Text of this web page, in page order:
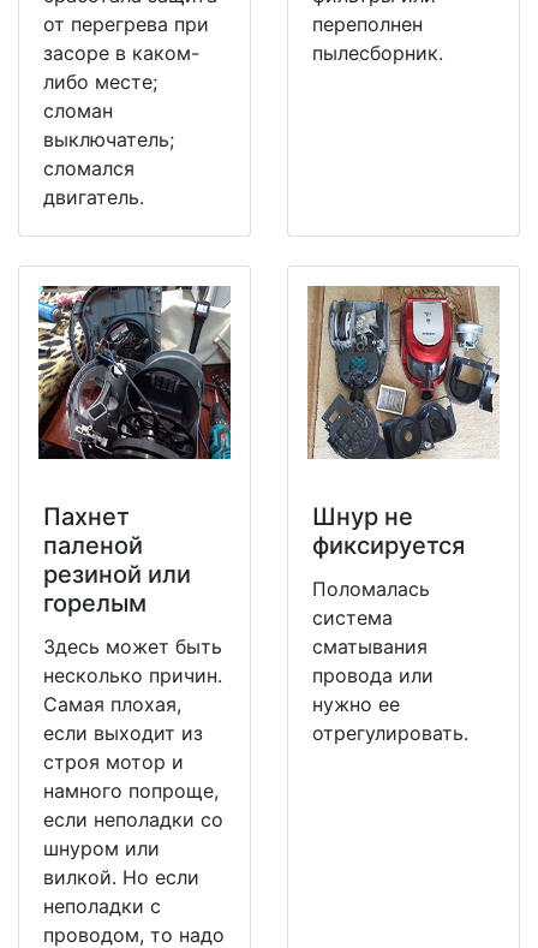
от перегрева при
засоре в каком-
либо месте;
сломан
выключатель;
сломался
двигатель.
переполнен
пылесборник.
Пахнет
паленой
резиной или
горелым
Здесь может быть
несколько причин.
Самая плохая,
если выходит из
строя мотор и
намного попроще,
если неполадки со
шнуром или
вилкой. Но если
неполадки с
проводом, то надо
Шнур не
фиксируется
Поломалась
система
сматывания
провода или
нужно ее
отрегулировать.